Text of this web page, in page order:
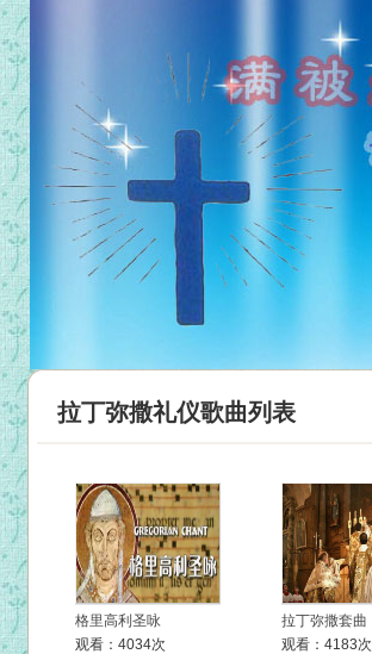
拉丁弥撒礼仪歌曲列表
格里高利圣咏
观看：4034次
拉丁弥撒套曲
观看：4183次